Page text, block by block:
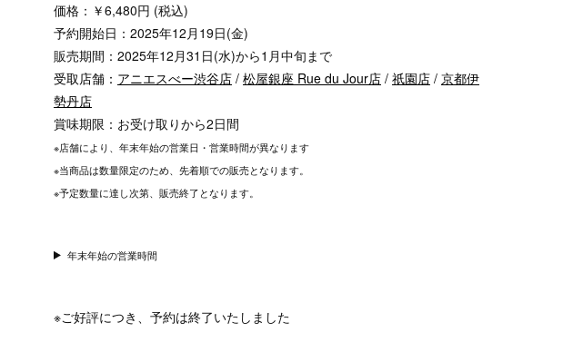
価格：￥6,480円 (税込)
予約開始日：2025年12月19日(金)
販売期間：2025年12月31日(水)から1月中旬まで
受取店舗： アニエスべー渋谷店 / 松屋銀座 Rue du Jour店 / 祇園店 / 京都伊
勢丹店
賞味期限：お受け取りから2日間
※店舗により、年末年始の営業日・営業時間が異なります
※当商品は数量限定のため、先着順での販売となります。
※予定数量に達し次第、販売終了となります。
年末年始の営業時間
※ご好評につき、予約は終了いたしました